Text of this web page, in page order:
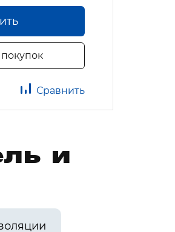
Сравнить
и